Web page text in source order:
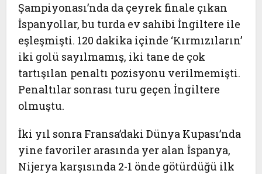
Şampiyonası’nda da çeyrek finale çıkan
İspanyollar, bu turda ev sahibi İngiltere ile
eşleşmişti. 120 dakika içinde ‘Kırmızıların’
iki golü sayılmamış, iki tane de çok
tartışılan penaltı pozisyonu verilmemişti.
Penaltılar sonrası turu geçen İngiltere
olmuştu.
İki yıl sonra Fransa’daki Dünya Kupası’nda
yine favoriler arasında yer alan İspanya,
Nijerya karşısında 2-1 önde götürdüğü ilk